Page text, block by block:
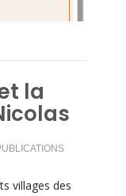
la
villages des